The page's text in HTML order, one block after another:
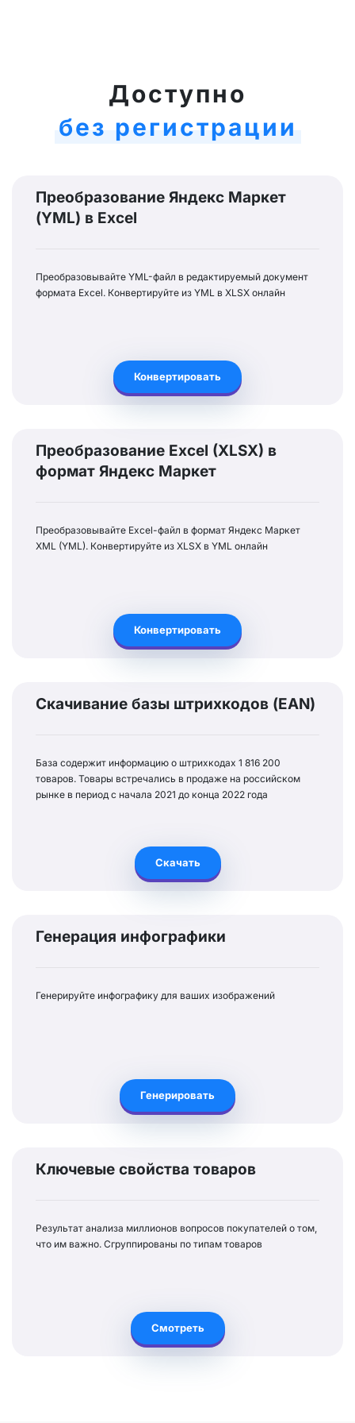
Доступно
без регистрации
Преобразование Яндекс Маркет
(YML) в Excel
Преобразовывайте YML-файл в редактируемый документ
формата Excel. Конвертируйте из YML в XLSX онлайн
Конвертировать
Преобразование Excel (XLSX) в
формат Яндекс Маркет
Преобразовывайте Excel-файл в формат Яндекс Маркет
XML (YML). Конвертируйте из XLSX в YML онлайн
Конвертировать
Скачивание базы штрихкодов (EAN)
База содержит информацию о штрихкодах 1 816 200
товаров. Товары встречались в продаже на российском
рынке в период с начала 2021 до конца 2022 года
Скачать
Генерация инфографики
Генерируйте инфографику для ваших изображений
Генерировать
Ключевые свойства товаров
Результат анализа миллионов вопросов покупателей о том,
что им важно. Сгруппированы по типам товаров
Смотреть